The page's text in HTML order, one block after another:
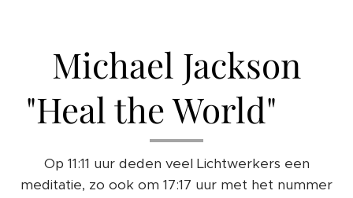
Michael Jackson
"Heal the World" ❤️
Op 11:11 uur deden veel Lichtwerkers een
meditatie, zo ook om 17:17 uur met het nummer